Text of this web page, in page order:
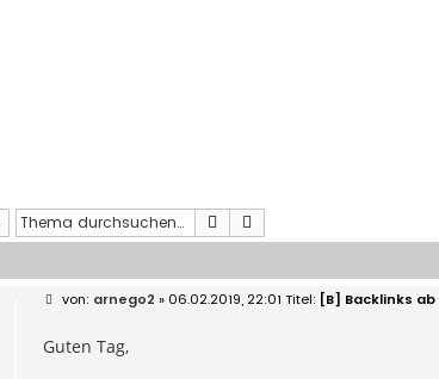
Suche
B
t
arnego2 » 06.02.2019, 22:01 [B] Backlinks ab
Guten Tag,